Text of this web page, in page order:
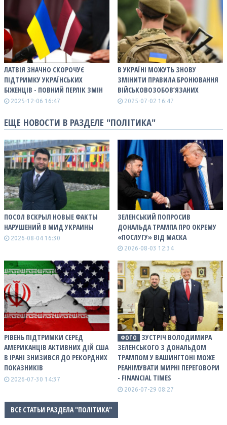
ЛАТВІЯ ЗНАЧНО СКОРОЧУЄ
ПІДТРИМКУ УКРАЇНСЬКИХ
БІЖЕНЦІВ - ПОВНИЙ ПЕРЛІК ЗМІН
2025-12-06 16:47
В УКРАЇНІ МОЖУТЬ ЗНОВУ
ЗМІНИТИ ПРАВИЛА БРОНЮВАННЯ
ВІЙСЬКОВОЗОБОВ’ЯЗАНИХ
2025-07-02 16:47
ЕЩЕ НОВОСТИ В РАЗДЕЛЕ "ПОЛІТИКА"
ПОСОЛ ВСКРЫЛ НОВЫЕ ФАКТЫ
НАРУШЕНИЙ В МИД УКРАИНЫ
2026-08-04 16:30
ЗЕЛЕНСЬКИЙ ПОПРОСИВ
ДОНАЛЬДА ТРАМПА ПРО ОКРЕМУ
«ПОСЛУГУ» ВІД МАСКА
2026-08-03 12:34
РІВЕНЬ ПІДТРИМКИ СЕРЕД
АМЕРИКАНЦІВ АКТИВНИХ ДІЙ США
В ІРАНІ ЗНИЗИВСЯ ДО РЕКОРДНИХ
ПОКАЗНИКІВ
2026-07-30 14:37
ФОТО
ЗУСТРІЧ ВОЛОДИМИРА
ЗЕЛЕНСЬКОГО З ДОНАЛЬДОМ
ТРАМПОМ У ВАШИНГТОНІ МОЖЕ
РЕАНІМУВАТИ МИРНІ ПЕРЕГОВОРИ
- FINANCIAL TIMES
2026-07-29 08:27
ВСЕ СТАТЬИ РАЗДЕЛА "ПОЛІТИКА"